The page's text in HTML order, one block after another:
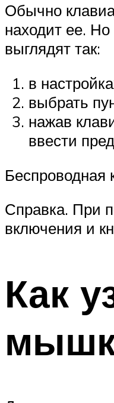
Обычно
находит ее.
выглядят так:
в
выбрать
нажав
ввести
Беспроводная
Справка. При
включения и
Как